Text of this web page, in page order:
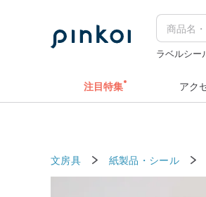
ラベルシー
注目特集 アク
文房具 紙製品・シール